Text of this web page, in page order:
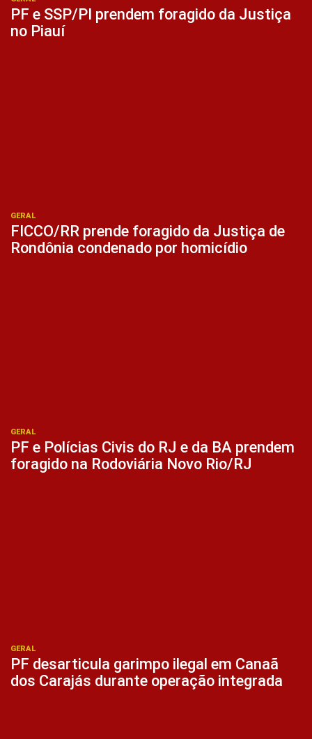
PF e SSP/PI prendem foragido da Justiça
no Piauí
GERAL
FICCO/RR prende foragido da Justiça de
Rondônia condenado por homicídio
GERAL
PF e Polícias Civis do RJ e da BA prendem
foragido na Rodoviária Novo Rio/RJ
GERAL
PF desarticula garimpo ilegal em Canaã
dos Carajás durante operação integrada